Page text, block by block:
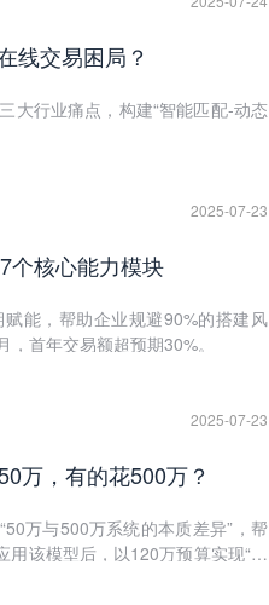
线交易困局？
大行业痛点，构建“智能匹配-动态
2025-07-23
个核心能力模块
能，帮助企业规避90%的搭建风
首年交易额超预期30%。
2025-07-23
万，有的花500万？
万与500万系统的本质差异”，帮
用该模型后，以120万预算实现“等